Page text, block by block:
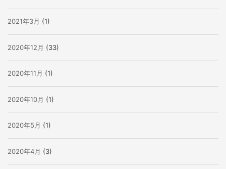
2021年3月 (1)
2020年12月 (33)
2020年11月 (1)
2020年10月 (1)
2020年5月 (1)
2020年4月 (3)